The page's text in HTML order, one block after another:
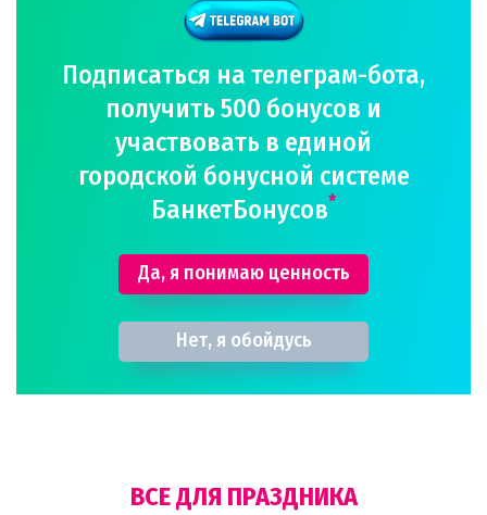
Подписаться на телеграм-бота,
получить 500 бонусов и
участвовать в единой
городской бонусной системе
БанкетБонусов*
Да, я понимаю ценность
Нет, я обойдусь
ВСЕ ДЛЯ ПРАЗДНИКА